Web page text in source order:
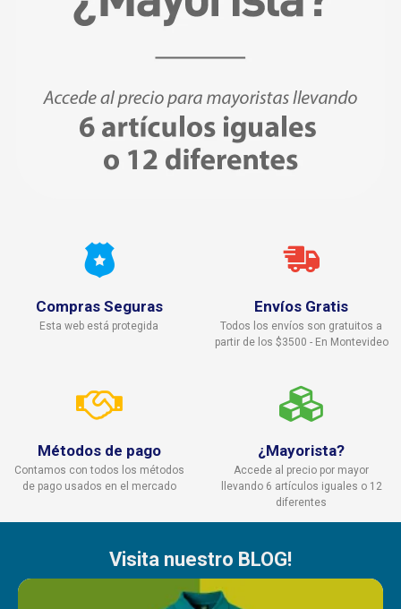
Compras Seguras
Esta web está protegida
Envíos Gratis
Todos los envíos son gratuitos a
partir de los $3500 - En Montevideo
Métodos de pago
Contamos con todos los métodos
de pago usados en el mercado
¿Mayorista?
Accede al precio por mayor
llevando 6 artículos iguales o 12
diferentes
Visita nuestro BLOG!